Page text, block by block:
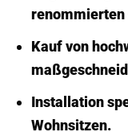
renommierten
Kauf von
Installation
Wohnsitzen.